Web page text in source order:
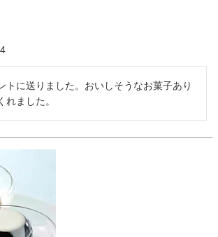
トに送りました。おいしそうなお菓子あり
れました。